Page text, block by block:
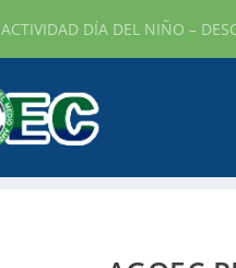
ACTIVIDAD DÍA DEL NIÑO –